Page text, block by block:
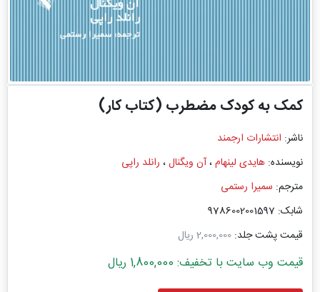
کمک به کودک مضطرب (کتاب کار)
ناشر: انتشارات ارجمند
نویسنده: هایدی لینهام،آن ویگنال، رانلد راپی
مترجم: سمیرا رستمی
شابک: 9786002001597
قیمت پشت جلد: 2,000,000 ریال
قیمت وب سایت با تخفیف: 1,800,000 ریال